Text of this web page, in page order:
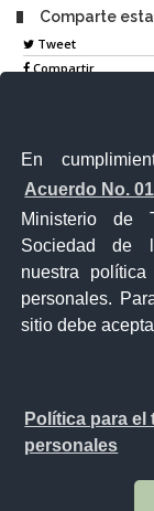
En
Acuerdo No.
Ministerio de
Sociedad de
nuestra
personales.
sitio debe
Política para
personales
Comparte
Tweet
Compartir
Entérate
10 de agosto